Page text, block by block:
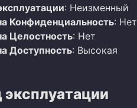
: Неизменный
Конфиденциальность: Нет
Целостность: Нет
Доступность: Высокая